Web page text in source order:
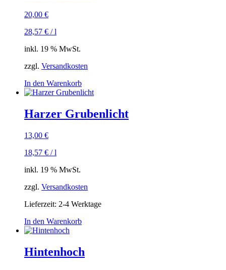
20,00 €
28,57 € /l
inkl. 19 % MwSt.
zzgl. Versandkosten
In den Warenkorb
Harzer Grubenlicht
13,00 €
18,57 € /l
inkl. 19 % MwSt.
zzgl. Versandkosten
Lieferzeit: 2-4 Werktage
In den Warenkorb
Hintenhoch